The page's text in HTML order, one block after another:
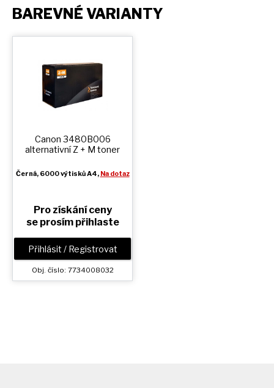
BAREVNÉ VARIANTY
Canon 3480B006
alternativníZ + M toner
Černá, 6000 výtisků A4, Na dotaz
Pro získání ceny
se prosím přihlaste
Přihlásit / Registrovat
Obj. číslo: 7734008032